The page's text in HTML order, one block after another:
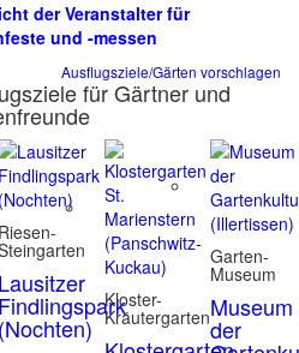
der Veranstalter für
und -messen
Ausflugsziele/Gärten vorschlagen
für Gärtner und
Riesen-
Lausitzer
Findlingspark
(Nochten)
Kloster-
Kräutergarten
Garten-
Museum
Museum
der